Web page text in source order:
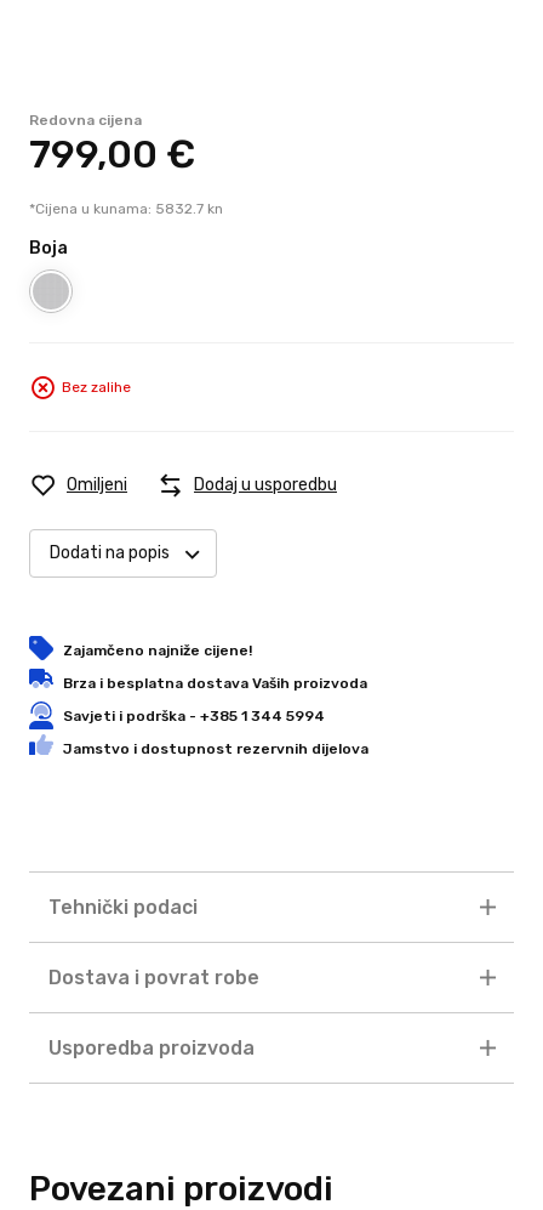
Redovna cijena
799,00 €
*Cijena u kunama: 5832.7 kn
Boja
Bez zalihe
Omiljeni Dodaj u usporedbu
Dodati na popis
Zajamčeno najniže cijene!
Brza i besplatna dostava Vaših proizvoda
Savjeti i podrška - +385 1 344 5994
Jamstvo i dostupnost rezervnih dijelova
Tehnički podaci
Dostava i povrat robe
Usporedba proizvoda
Povezani proizvodi